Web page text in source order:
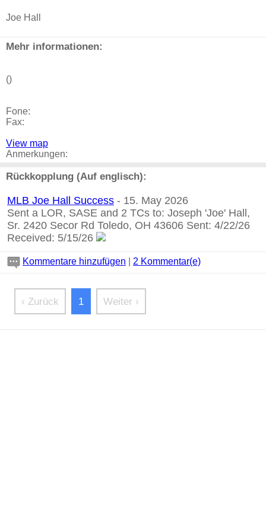
Joe Hall
Mehr informationen:
()
Fone:
Fax:
View map
Anmerkungen:
Rückkopplung (Auf englisch):
MLB Joe Hall Success - 15. May 2026
Sent a LOR, SASE and 2 TCs to: Joseph 'Joe' Hall,
Sr. 2420 Secor Rd Toledo, OH 43606 Sent: 4/22/26
Received: 5/15/26
Kommentare hinzufügen 2 Kommentar(e)
‹ Zurück 1 Weiter ›